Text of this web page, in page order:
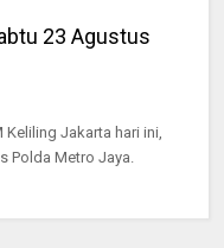
23 Agustus
Keliling Jakarta hari ini,
Polda Metro Jaya.